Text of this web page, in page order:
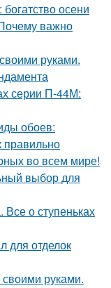
осени
важно
руками.
серии П-44М:
обоев:
правильно
во всем мире!
выбор для
о ступеньках
для отделок
руками.